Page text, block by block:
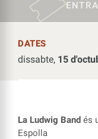
DATES
dissabte, 15
La Ludwig Band és
Espolla